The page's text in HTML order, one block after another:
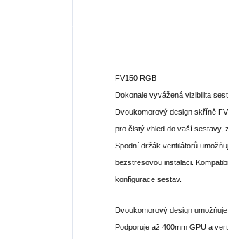
FV150 RGB
Dokonale vyvážená vizibilita
Dvoukomorový design skříně
pro čistý vhled do vaší sestavy,
Spodní držák ventilátorů
bezstresovou instalaci.
konfigurace sestav.
Dvoukomorový design
Podporuje až 400mm GPU a